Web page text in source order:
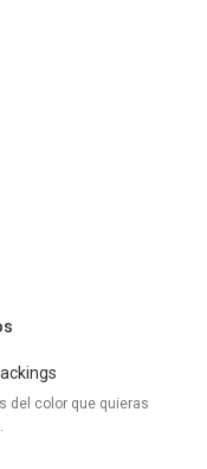
del color que quieras